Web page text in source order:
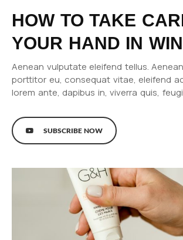
HOW TO TAKE
YOUR HAND IN
Aenean vulputate eleifend tellus.
porttitor eu, consequat vitae, eleifend
lorem ante, dapibus in, viverra quis,
SUBSCRIBE NOW